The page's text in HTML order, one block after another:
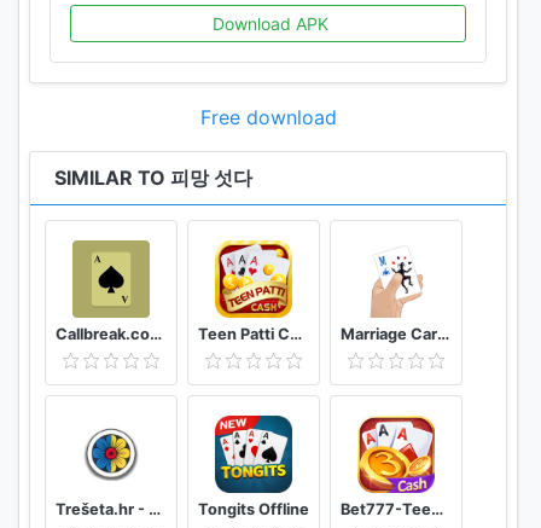
[공식 홈페이지] http://smart.pmang.com
[모바일 웹] http://m.pmang.com
----
언제 어디서나 스마트한 즐거움, 네오위즈가 만들어갑
니다.
© NEOWIZ All rights reserved.
게임물 등급분류번호 :
피망 섯다 최초심의 2014.09.04 (제 CC-OM-140904-
001호)
상용화 심의 2016.05.20 (제 CC-OM-160519-010호)
Download APK
Free download
SIMILAR TO 피망 섯다
Callbreak.com - Card game Teen Patti Cash Marriage Card Game
Trešeta.hr - Trešeta i briškula online Tongits Offline Bet777-TeenPatti